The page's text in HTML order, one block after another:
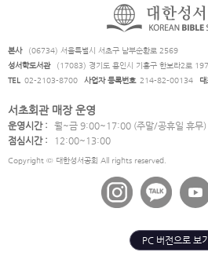
본사
(06734) 서울특별시 서초구 남부순환로 2569
성서학도서관
(17083) 경기도 용인시 기흥구 한보라2로 197
TEL 02-2103-8700 사업자 등록번호 214-82-00134
서초회관 매장 운영
운영시간 :
월~금 9:00~17:00 (주말/공휴일 휴무)
점심시간 :
12:00~13:00
Copyright © 대한성서공회 All rights reserved.
PC 버전으로 보기